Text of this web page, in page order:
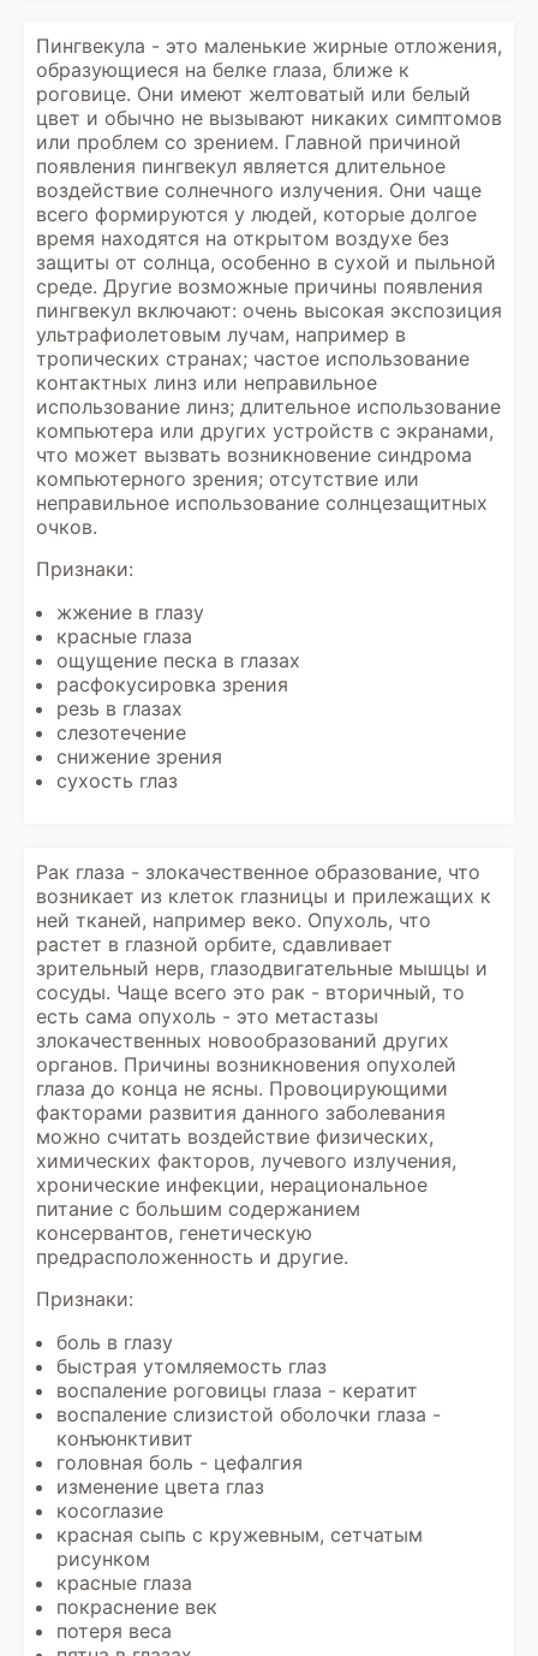
Пингвекула - это маленькие жирные отложения,
образующиеся на белке глаза, ближе к
роговице. Они имеют желтоватый или белый
цвет и обычно не вызывают никаких симптомов
или проблем со зрением. Главной причиной
появления пингвекул является длительное
воздействие солнечного излучения. Они чаще
всего формируются у людей, которые долгое
время находятся на открытом воздухе без
защиты от солнца, особенно в сухой и пыльной
среде. Другие возможные причины появления
пингвекул включают: очень высокая экспозиция
ультрафиолетовым лучам, например в
тропических странах; частое использование
контактных линз или неправильное
использование линз; длительное использование
компьютера или других устройств с экранами,
что может вызвать возникновение синдрома
компьютерного зрения; отсутствие или
неправильное использование солнцезащитных
очков.
Признаки:
жжение в глазу
красные глаза
ощущение песка в глазах
расфокусировка зрения
резь в глазах
слезотечение
снижение зрения
сухость глаз
Рак глаза - злокачественное образование, что
возникает из клеток глазницы и прилежащих к
ней тканей, например веко. Опухоль, что
растет в глазной орбите, сдавливает
зрительный нерв, глазодвигательные мышцы и
сосуды. Чаще всего это рак - вторичный, то
есть сама опухоль - это метастазы
злокачественных новообразований других
органов. Причины возникновения опухолей
глаза до конца не ясны. Провоцирующими
факторами развития данного заболевания
можно считать воздействие физических,
химических факторов, лучевого излучения,
хронические инфекции, нерациональное
питание с большим содержанием
консервантов, генетическую
предрасположенность и другие.
Признаки:
боль в глазу
быстрая утомляемость глаз
воспаление роговицы глаза - кератит
воспаление слизистой оболочки глаза -
конъюнктивит
головная боль - цефалгия
изменение цвета глаз
косоглазие
красная сыпь с кружевным, сетчатым
рисунком
красные глаза
покраснение век
потеря веса